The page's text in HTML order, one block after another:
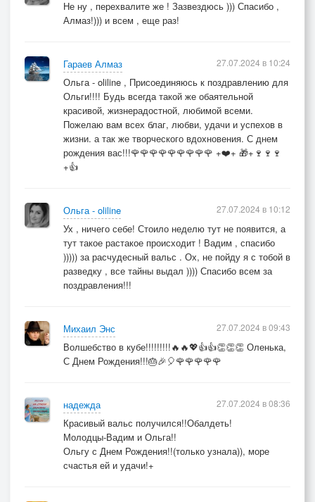
Не ну , перехвалите же ! Зазвездюсь ))) Спасибо ,
Алмаз!))) и всем , еще раз!
Гараев Алмаз
Ольга - oliline , Присоединяюсь к поздравлению для
Ольги!!!! Будь всегда такой же обаятельной
красивой, жизнерадостной, любимой всеми.
Пожелаю вам всех благ, любви, удачи и успехов в
жизни. а так же творческого вдохновения. С днем
рождения вас!!!🌹🌹🌹🌹🌹🌹🌹🌹🌹 +❤️+ 🎁+🍷🍷🍷
+👍
27.07.2024 в 10:24
Ольга - oliline
Ух , ничего себе! Стоило неделю тут не появится, а
тут такое растакое происходит ! Вадим , спасибо
))))) за расчудесный вальс . Ох, не пойду я с тобой в
разведку , все тайны выдал )))) Спасибо всем за
поздравления!!!
27.07.2024 в 10:12
Михаил Энс
Волшебство в кубе!!!!!!!!!🔥🔥💖👍👍👏👏👏 Оленька,
С Днем Рождения!!!🎂🎉🎈🌹🌹🌹🌹🌹
27.07.2024 в 09:43
надежда
Красивый вальс получился!!Обалдеть!
Молодцы-Вадим и Ольга!!
Ольгу с Днем Рождения!!(только узнала)), море
счастья ей и удачи!+
27.07.2024 в 08:36